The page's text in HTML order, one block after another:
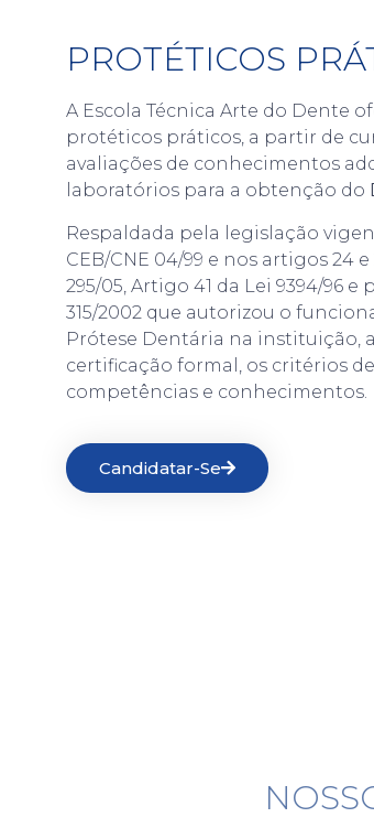
PROTÉTICOS
A Escola Técnica Arte do Dente
protéticos práticos, a partir de
avaliações de conhecimentos
laboratórios para a obtenção do
Respaldada pela legislação
CEB/CNE 04/99 e nos artigos 24
295/05, Artigo 41 da Lei 9394/96 e
315/2002 que autorizou o
Prótese Dentária na instituição,
certificação formal, os critérios
competências e conhecimentos.
Candidatar-Se